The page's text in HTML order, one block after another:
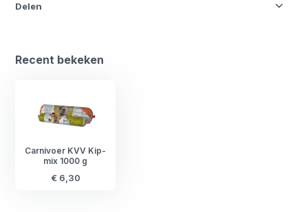
Delen
Recent bekeken
Carnivoer KVV Kip-
mix 1000 g
€ 6,30